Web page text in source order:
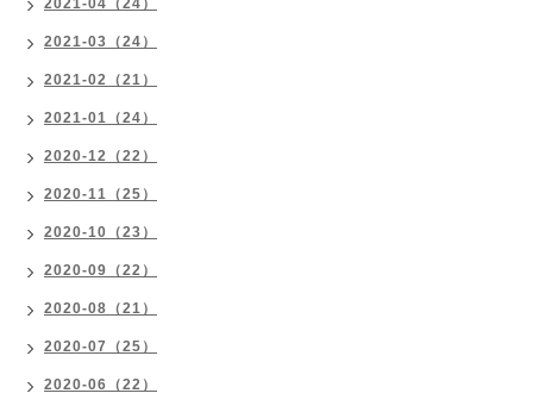
2021-04（24）
2021-03（24）
2021-02（21）
2021-01（24）
2020-12（22）
2020-11（25）
2020-10（23）
2020-09（22）
2020-08（21）
2020-07（25）
2020-06（22）